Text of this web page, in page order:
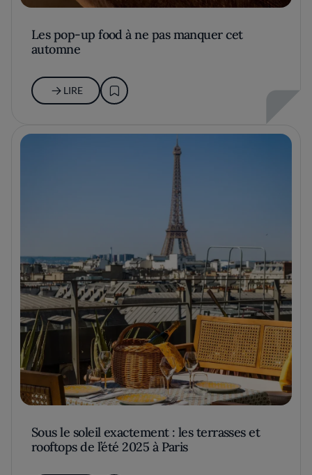
Les pop-up food à ne pas manquer cet
automne
LIRE
Sous le soleil exactement : les terrasses et
rooftops de l’été 2025 à Paris